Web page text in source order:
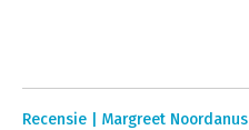
Recensie | Margreet Noordanus